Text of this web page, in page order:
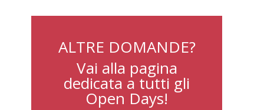
ALTRE DOMANDE?
Vai alla pagina
dedicata a tutti gli
Open Days!